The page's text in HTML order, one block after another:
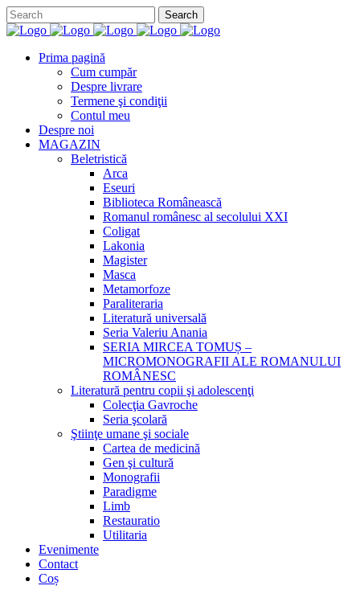
Prima pagină
Cum cumpăr
Despre livrare
Termene şi condiţii
Contul meu
Despre noi
MAGAZIN
Beletristică
Arca
Eseuri
Biblioteca Românească
Romanul românesc al secolului XXI
Coligat
Lakonia
Magister
Masca
Metamorfoze
Paraliteraria
Literatură universală
Seria Valeriu Anania
SERIA MIRCEA TOMUȘ –
MICROMONOGRAFII ALE ROMANULUI
ROMÂNESC
Literatură pentru copii şi adolescenţi
Colecţia Gavroche
Seria şcolară
Ştiinţe umane şi sociale
Cartea de medicină
Gen şi cultură
Monografii
Paradigme
Limb
Restauratio
Utilitaria
Evenimente
Contact
Coș